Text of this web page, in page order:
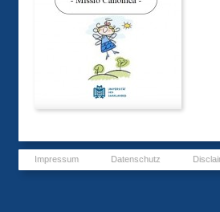
Impressum Datenschutz